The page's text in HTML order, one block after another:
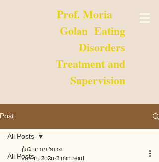
Prof. Moria
Golan Eating
Disorders
Treatment and
Supervision
Post
All Posts
All Posts
פרופ' מוריה גולן
Jan 11, 2020 2 min read